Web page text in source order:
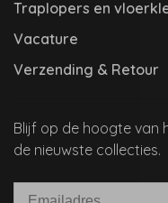
Traplopers en
Vacature
Verzending & Retour
Blijf op de hoogte van
de nieuwste collecties.